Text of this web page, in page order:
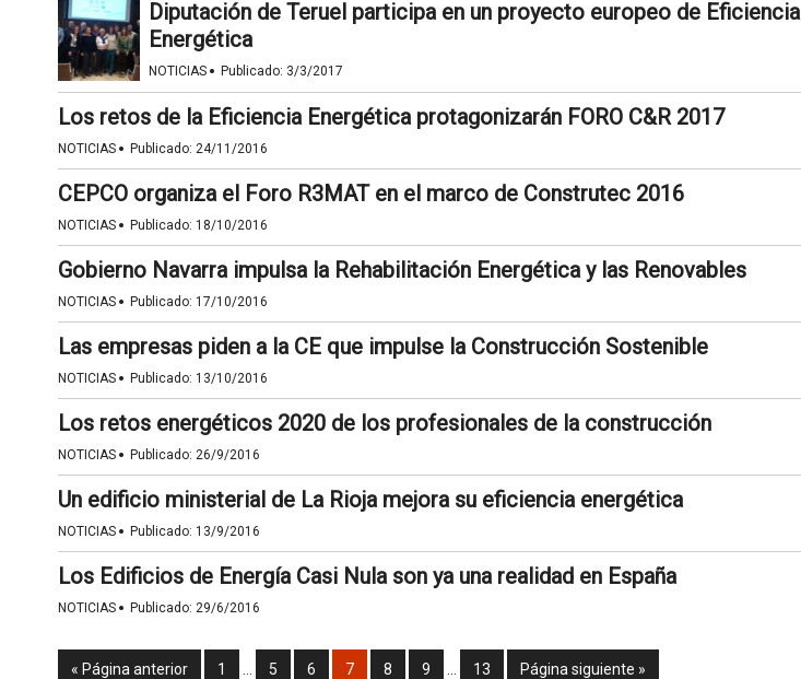
Diputación de Teruel participa en un proyecto europeo de Eficiencia
Energética
NOTICIAS · Publicado: 3/3/2017
Los retos de la Eficiencia Energética protagonizarán FORO C&R 2017
NOTICIAS · Publicado: 24/11/2016
CEPCO organiza el Foro R3MAT en el marco de Construtec 2016
NOTICIAS · Publicado: 18/10/2016
Gobierno Navarra impulsa la Rehabilitación Energética y las Renovables
NOTICIAS · Publicado: 17/10/2016
Las empresas piden a la CE que impulse la Construcción Sostenible
NOTICIAS · Publicado: 13/10/2016
Los retos energéticos 2020 de los profesionales de la construcción
NOTICIAS · Publicado: 26/9/2016
Un edificio ministerial de La Rioja mejora su eficiencia energética
NOTICIAS · Publicado: 13/9/2016
Los Edificios de Energía Casi Nula son ya una realidad en España
NOTICIAS · Publicado: 29/6/2016
« Página anterior 1 5 6 7 8 9 13 Página siguiente »